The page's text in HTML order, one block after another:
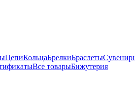
ЦепиКольцаБрелкиБраслеты
Все товарыБижутерия